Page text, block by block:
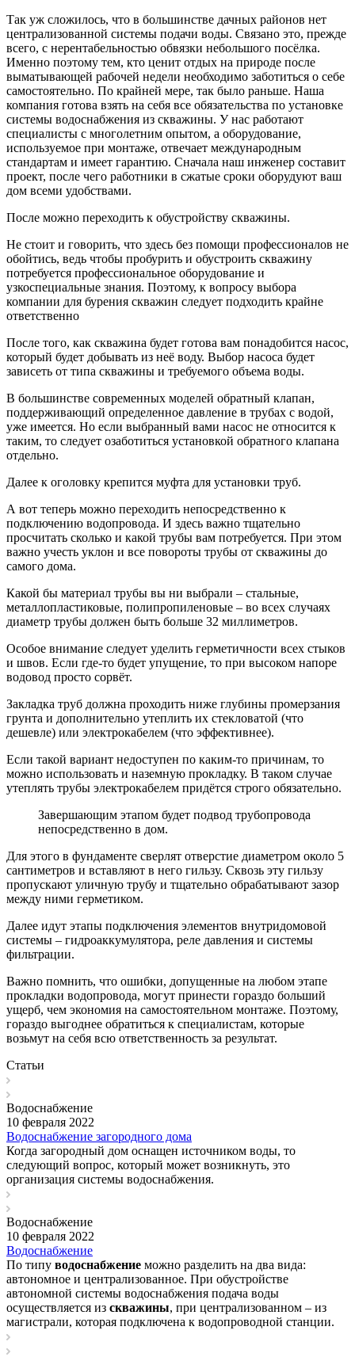
Так уж сложилось, что в большинстве дачных районов нет
централизованной системы подачи воды. Связано это, прежде
всего, с нерентабельностью обвязки небольшого посёлка.
Именно поэтому тем, кто ценит отдых на природе после
выматывающей рабочей недели необходимо заботиться о себе
самостоятельно. По крайней мере, так было раньше. Наша
компания готова взять на себя все обязательства по установке
системы водоснабжения из скважины. У нас работают
специалисты с многолетним опытом, а оборудование,
используемое при монтаже, отвечает международным
стандартам и имеет гарантию. Сначала наш инженер составит
проект, после чего работники в сжатые сроки оборудуют ваш
дом всеми удобствами.
После можно переходить к обустройству скважины.
Не стоит и говорить, что здесь без помощи профессионалов не
обойтись, ведь чтобы пробурить и обустроить скважину
потребуется профессиональное оборудование и
узкоспециальные знания. Поэтому, к вопросу выбора
компании для бурения скважин следует подходить крайне
ответственно
После того, как скважина будет готова вам понадобится насос,
который будет добывать из неё воду. Выбор насоса будет
зависеть от типа скважины и требуемого объема воды.
В большинстве современных моделей обратный клапан,
поддерживающий определенное давление в трубах с водой,
уже имеется. Но если выбранный вами насос не относится к
таким, то следует озаботиться установкой обратного клапана
отдельно.
Далее к оголовку крепится муфта для установки труб.
А вот теперь можно переходить непосредственно к
подключению водопровода. И здесь важно тщательно
просчитать сколько и какой трубы вам потребуется. При этом
важно учесть уклон и все повороты трубы от скважины до
самого дома.
Какой бы материал трубы вы ни выбрали – стальные,
металлопластиковые, полипропиленовые – во всех случаях
диаметр трубы должен быть больше 32 миллиметров.
Особое внимание следует уделить герметичности всех стыков
и швов. Если где-то будет упущение, то при высоком напоре
водовод просто сорвёт.
Закладка труб должна проходить ниже глубины промерзания
грунта и дополнительно утеплить их стекловатой (что
дешевле) или электрокабелем (что эффективнее).
Если такой вариант недоступен по каким-то причинам, то
можно использовать и наземную прокладку. В таком случае
утеплять трубы электрокабелем придётся строго обязательно.
Завершающим этапом будет подвод трубопровода
непосредственно в дом.
Для этого в фундаменте сверлят отверстие диаметром около 5
сантиметров и вставляют в него гильзу. Сквозь эту гильзу
пропускают уличную трубу и тщательно обрабатывают зазор
между ними герметиком.
Далее идут этапы подключения элементов внутридомовой
системы – гидроаккумулятора, реле давления и системы
фильтрации.
Важно помнить, что ошибки, допущенные на любом этапе
прокладки водопровода, могут принести гораздо больший
ущерб, чем экономия на самостоятельном монтаже. Поэтому,
гораздо выгоднее обратиться к специалистам, которые
возьмут на себя всю ответственность за результат.
Статьи
Водоснабжение
10 февраля 2022
Водоснабжение загородного дома
Когда загородный дом оснащен источником воды, то
следующий вопрос, который может возникнуть, это
организация системы водоснабжения.
Водоснабжение
10 февраля 2022
Водоснабжение
По типу водоснабжение можно разделить на два вида:
автономное и централизованное. При обустройстве
автономной системы водоснабжения подача воды
осуществляется из скважины, при централизованном – из
магистрали, которая подключена к водопроводной станции.